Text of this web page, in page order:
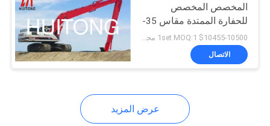
حفارة دلو صدفي
المخصص المخصص
للحفارة الممتدة مقاس 35-
45 طن PC400
الاتصال
عرض المزيد